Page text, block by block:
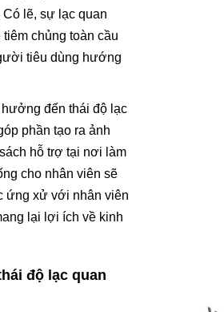
lẽ, sự lạc quan
chủng toàn cầu
tiêu dùng hướng
đến thái độ lạc
phần tạo ra ảnh
hỗ trợ tại nơi làm
cho nhân viên sẽ
ứng xử với nhân viên
lại lợi ích về kinh
độ lạc quan